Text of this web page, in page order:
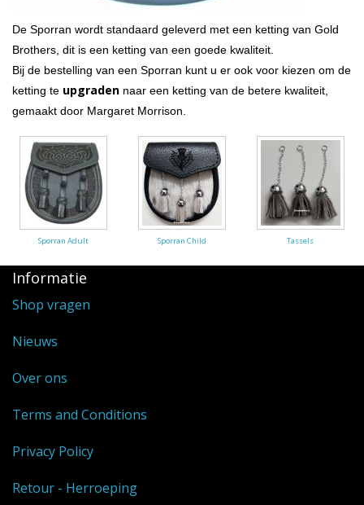
De Sporran wordt standaard geleverd met een ketting van Gold
Brothers, dit is een ketting van een goede kwaliteit.
Bij de bestelling van een Sporran kunt u er ook voor kiezen om de
ketting te upgraden naar een ketting van de betere kwaliteit,
gemaakt door Margaret Morrison.
Sporran Adult Sporran Child Tassels
Informatie
Shop vragen
Nieuws
Over ons
Terms and Conditions
Privacy Policy
Retour - Herroeping